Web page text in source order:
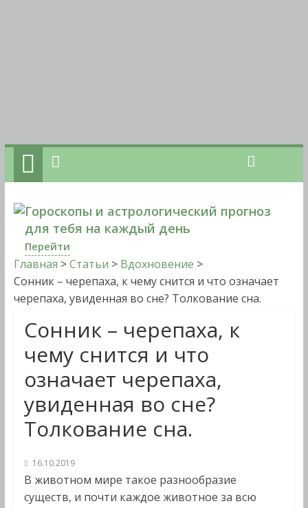
Гороскопы и астрологический прогноз
для тебя на каждый день
Перейти
Главная >Статьи > Вдохновение >
Сонник – черепаха, к чему снится и что означает
черепаха, увиденная во сне? Толкование сна.
Сонник – черепаха, к
чему снится и что
означает черепаха,
увиденная во сне?
Толкование сна.
16.10.2019
В животном мире такое разнообразие
существ, и почти каждое животное за всю